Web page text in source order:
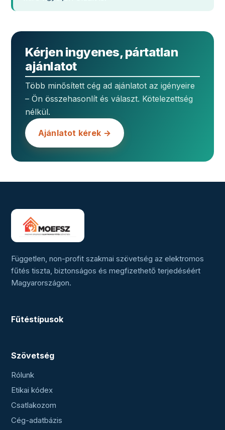
Kérjen ingyenes, pártatlan
ajánlatot
Több minősített cég ad ajánlatot az igényeire
– Ön összehasonlít és választ. Kötelezettség
nélkül.
Ajánlatot kérek →
Független, non-profit szakmai szövetség az elektromos
fűtés tiszta, biztonságos és megfizethető terjedéséért
Magyarországon.
Fűtéstípusok
Szövetség
Rólunk
Etikai kódex
Csatlakozom
Cég-adatbázis